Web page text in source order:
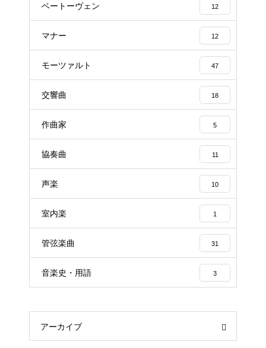
ベートーヴェン 12
マナー 12
モーツァルト 47
交響曲 18
作曲家 5
協奏曲 11
声楽 10
室内楽 1
管弦楽曲 31
音楽史・用語 3
アーカイブ